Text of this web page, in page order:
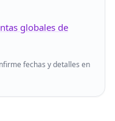
globales de
fechas y detalles en